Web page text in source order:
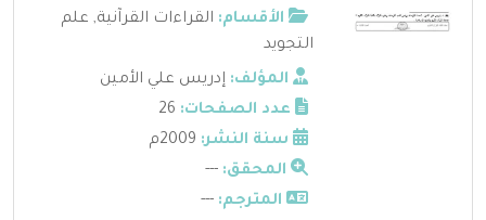
الأقسام: القراءات القرآنية, علم
التجويد
المؤلف: إدريس علي الأمين
عدد الصفحات:
سنة النشر:
المحقق: ---
المترجم: ---